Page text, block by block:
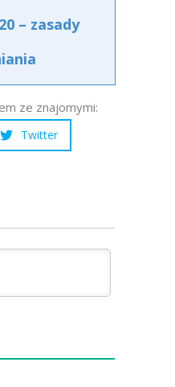
– zasady
ze znajomymi:
Twitter